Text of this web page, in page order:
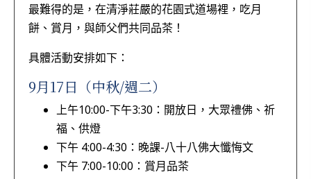
最難得的是，在清淨莊嚴的花園式道場裡，吃月
餅、賞月，與師父們共同品茶！
具體活動安排如下：
9月17日（中秋/週二）
上午10:00-下午3:30：開放日，大眾禮佛、祈
福、供燈
下午 4:00-4:30：晚課-八十八佛大懺悔文
下午 7:00-10:00：賞月品茶